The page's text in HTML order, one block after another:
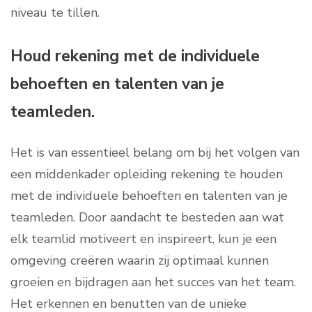
niveau te tillen.
Houd rekening met de individuele
behoeften en talenten van je
teamleden.
Het is van essentieel belang om bij het volgen van
een middenkader opleiding rekening te houden
met de individuele behoeften en talenten van je
teamleden. Door aandacht te besteden aan wat
elk teamlid motiveert en inspireert, kun je een
omgeving creëren waarin zij optimaal kunnen
groeien en bijdragen aan het succes van het team.
Het erkennen en benutten van de unieke